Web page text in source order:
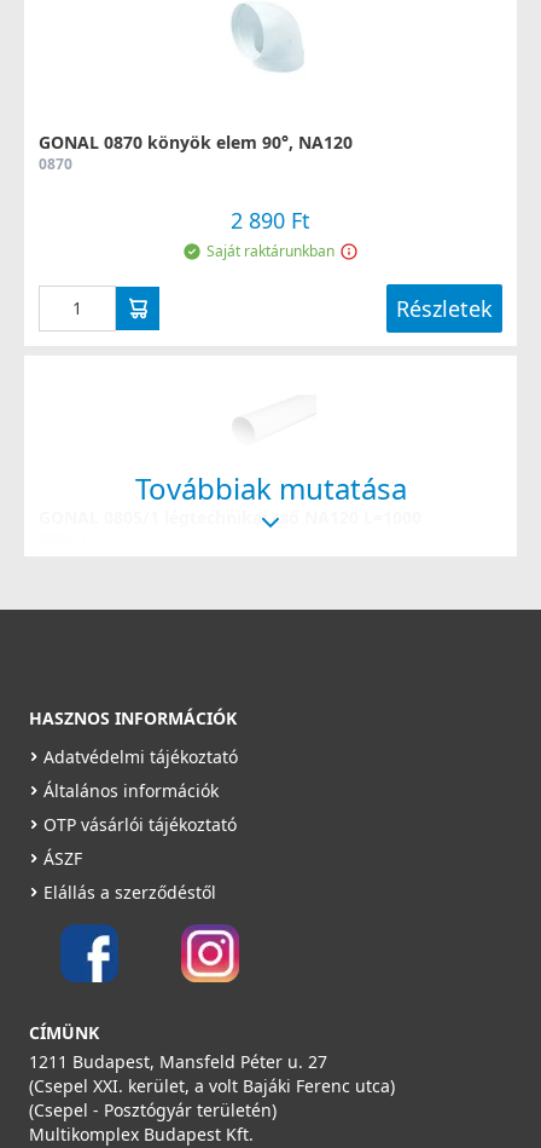
GONAL 0870 könyök elem 90°, NA120
0870
2 890 Ft
Saját raktárunkban
Részletek
GONAL 0805/1 légtechnikai cső NA120 L=1000
CATA E-120 pillangószelep
2 290 Ft
Továbbiak mutatása
HASZNOS INFORMÁCIÓK
Adatvédelmi tájékoztató
Általános információk
OTP vásárlói tájékoztató
ÁSZF
Elállás a szerződéstől
CÍMÜNK
1211 Budapest, Mansfeld Péter u. 27
(Csepel XXI. kerület, a volt Bajáki Ferenc utca)
(Csepel - Posztógyár területén)
Multikomplex Budapest Kft.